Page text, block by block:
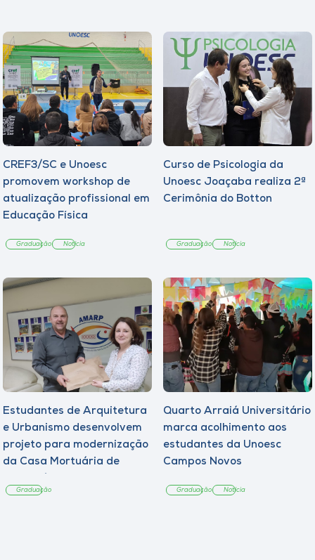
CREF3/SC e Unoesc
promovem workshop de
atualização profissional em
Educação Física
Graduação Notícia
Curso de Psicologia da
Unoesc Joaçaba realiza 2ª
Cerimônia do Botton
Graduação Notícia
Estudantes de Arquitetura
e Urbanismo desenvolvem
projeto para modernização
da Casa Mortuária de
Graduação
Quarto Arraiá Universitário
marca acolhimento aos
estudantes da Unoesc
Campos Novos
Graduação Notícia